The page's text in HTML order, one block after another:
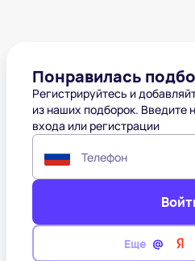
Понравилась
Регистрируйтесь и
из наших подборок. Введите
входа или регистрации
Телефон
Еще